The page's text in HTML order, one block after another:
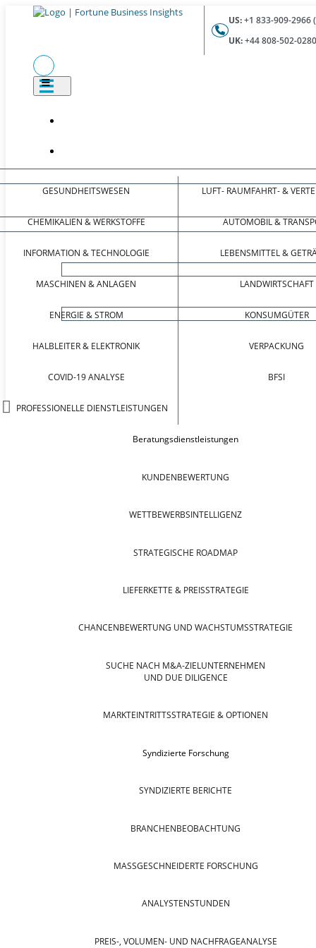
US:+1 833-909-
UK:+44 808-502-
GESUNDHEITSWESEN
CHEMIKALIEN & WERKSTOFFE
INFORMATION & TECHNOLOGIE
MASCHINEN & ANLAGEN
ENERGIE & STROM
HALBLEITER & ELEKTRONIK
COVID-19 ANALYSE
PROFESSIONELLE DIENSTLEISTUNGEN
LUFT- RAUMFAHRT- &
AUTOMOBIL &
LEBENSMITTEL &
LANDWIRTSCHAFT
KONSUMGÜTER
VERPACKUNG
BFSI
Beratungsdienstleistungen
KUNDENBEWERTUNG
WETTBEWERBSINTELLIGENZ
STRATEGISCHE ROADMAP
LIEFERKETTE & PREISSTRATEGIE
CHANCENBEWERTUNG UND WACHSTUMSSTRATEGIE
SUCHE NACH M&A-ZIELUNTERNEHMEN
UND DUE DILIGENCE
MARKTEINTRITTSSTRATEGIE & OPTIONEN
Syndizierte Forschung
SYNDIZIERTE BERICHTE
BRANCHENBEOBACHTUNG
MASSGESCHNEIDERTE FORSCHUNG
ANALYSTENSTUNDEN
PREIS-, VOLUMEN- UND NACHFRAGEANALYSE